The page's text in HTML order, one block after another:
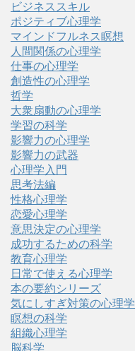
ビジネススキル
ポジティブ心理学
マインドフルネス瞑想
人間関係の心理学
仕事の心理学
創造性の心理学
哲学
大衆扇動の心理学
学習の科学
影響力の心理学
影響力の武器
心理学入門
思考法編
性格心理学
恋愛心理学
意思決定の心理学
成功するための科学
教育心理学
日常で使える心理学
本の要約シリーズ
気にしすぎ対策の心理学
瞑想の科学
組織心理学
脳科学